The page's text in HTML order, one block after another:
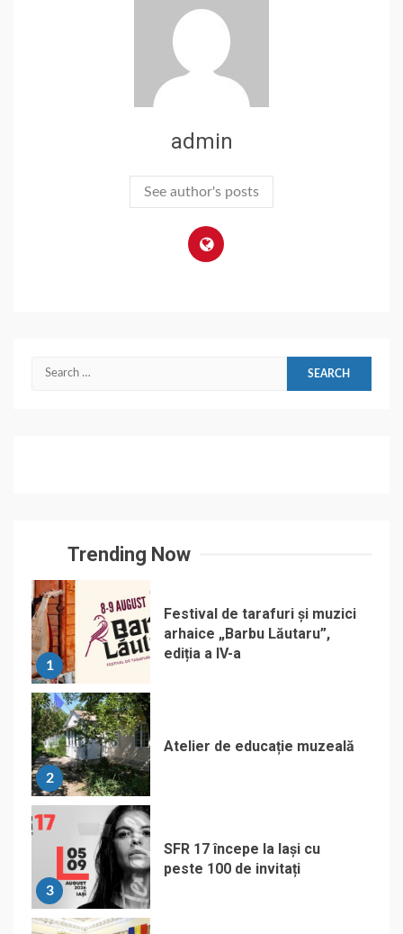
admin
See author's posts
Search
Trending Now
1
Festival de tarafuri și muzici
arhaice „Barbu Lăutaru”,
ediția a IV-a
2
Atelier de educație muzeală
3
SFR 17 începe la Iași cu
peste 100 de invitați